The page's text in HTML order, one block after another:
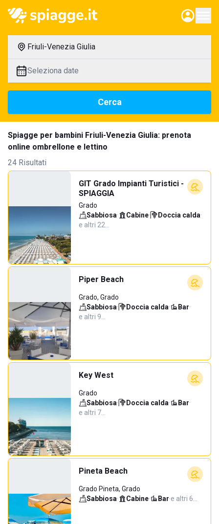
Friuli-Venezia Giulia
Seleziona date
Cerca
Spiagge per bambini Friuli-Venezia Giulia: prenota
online ombrellone e lettino
24 Risultati
GIT Grado Impianti Turistici -
SPIAGGIA
Grado
Sabbiosa· Cabine· Doccia calda·
e altri 22…
Piper Beach
Grado, Grado
Sabbiosa· Doccia calda· Bar·
e altri 9…
Key West
Grado
Sabbiosa· Doccia calda· Bar·
e altri 7…
Pineta Beach
Grado Pineta, Grado
Sabbiosa· Cabine· Bar·e altri 6…